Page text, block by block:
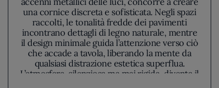
una cornice discreta e sofisticata. Negli spazi
raccolti, le tonalità fredde dei pavimenti
incontrano dettagli di legno naturale, mentre
il design minimale guida l’attenzione verso ciò
che accade a tavola, liberando la mente da
qualsiasi distrazione estetica superflua.
L’atmosfera, silenziosa ma mai rigida, diventa il